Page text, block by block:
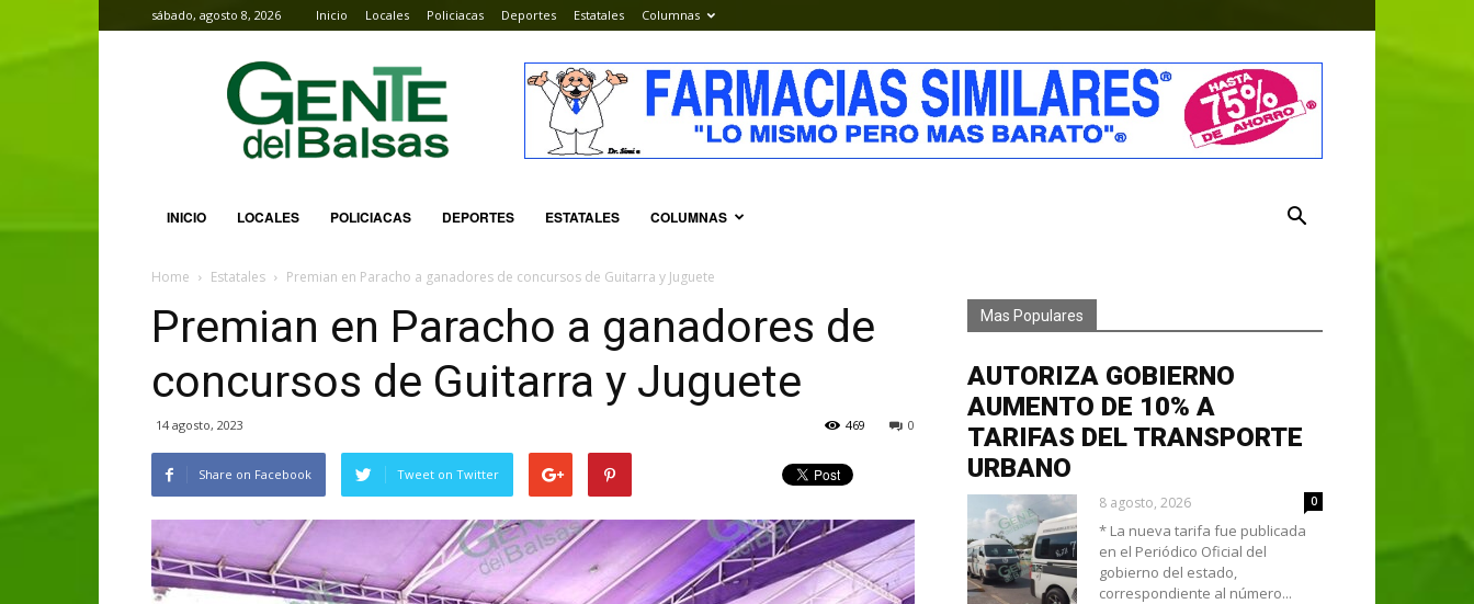
sábado, agosto 8, 2026 Inicio Locales Policiacas Deportes Estatales Columnas
Gente
del
Balsas
INICIO LOCALES POLICIACAS DEPORTES ESTATALES COLUMNAS
Home Estatales Premian en Paracho a ganadores de concursos de Guitarra y Juguete
Premian en Paracho a ganadores de
concursos de Guitarra y Juguete
14 agosto, 2023 0
469
Share on Facebook Tweet on Twitter
Mas Populares
AUTORIZA GOBIERNO
AUMENTO DE 10% A
TARIFAS DEL TRANSPORTE
URBANO
8 agosto, 2026 0
* La nueva tarifa fue publicada
en el Periódico Oficial del
gobierno del estado,
correspondiente al número...